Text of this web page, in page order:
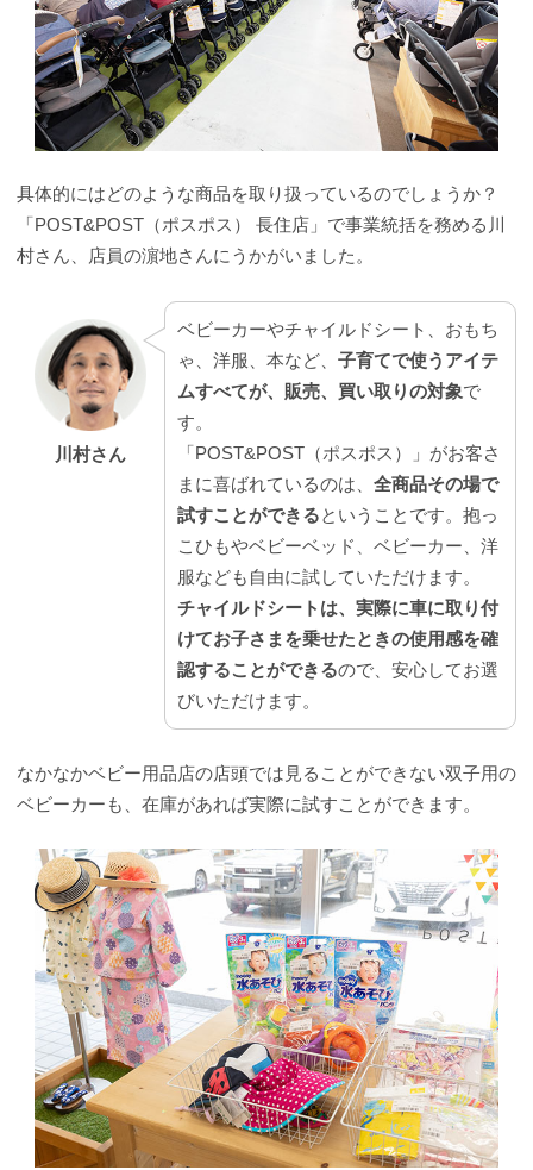
具体的にはどのような商品を取り扱っているのでしょうか？
「POST&POST（ポスポス） 長住店」で事業統括を務める川
村さん、店員の濵地さんにうかがいました。
川村さん
ベビーカーやチャイルドシート、おもち
ゃ、洋服、本など、 子育てで使うアイテ
ムすべてが、販売、買い取りの対象で
す。
「POST&POST（ポスポス）」がお客さ
まに喜ばれているのは、 全商品その場で
試すことができるということです。抱っ
こひもやベビーベッド、ベビーカー、洋
服なども自由に試していただけます。
チャイルドシートは、実際に車に取り付
けてお子さまを乗せたときの使用感を確
認することができるので、安心してお選
びいただけます。
なかなかベビー用品店の店頭では見ることができない双子用の
ベビーカーも、在庫があれば実際に試すことができます。